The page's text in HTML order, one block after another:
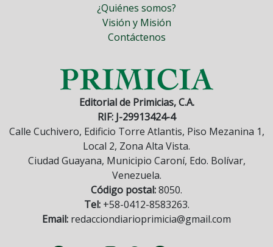
¿Quiénes somos?
Visión y Misión
Contáctenos
Editorial de Primicias, C.A.
RIF: J-29913424-4
Calle Cuchivero, Edificio Torre Atlantis, Piso Mezanina 1,
Local 2, Zona Alta Vista.
Ciudad Guayana, Municipio Caroní, Edo. Bolívar,
Venezuela.
Código postal:8050.
Tel:+58-0412-8583263.
Email: redacciondiarioprimicia@gmail.com